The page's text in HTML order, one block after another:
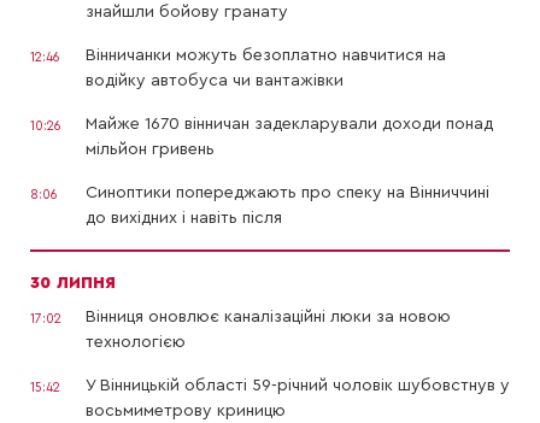
знайшли бойову гранату
12:46
Вінничанки можуть безоплатно навчитися на
водійку автобуса чи вантажівки
10:26
Майже 1670 вінничан задекларували доходи понад
мільйон гривень
8:06
Синоптики попереджають про спеку на Вінниччині
до вихідних і навіть після
30 ЛИПНЯ
17:02
Вінниця оновлює каналізаційні люки за новою
технологією
15:42
У Вінницькій області 59-річний чоловік шубовстнув у
восьмиметрову криницю